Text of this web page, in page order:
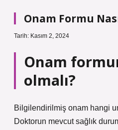
Onam Formu
Tarih: Kasım 2, 2024
Onam
olmalı?
Bilgilendirilmiş onam hangi
Doktorun mevcut sağlık